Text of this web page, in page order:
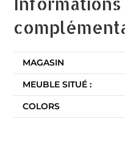
MAGASIN
MEUBLE SITUÉ :
COLORS